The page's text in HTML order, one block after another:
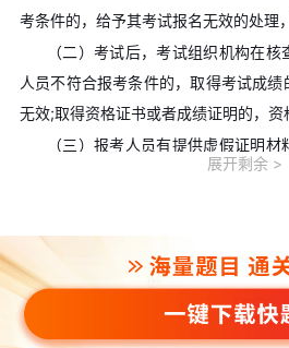
考条件的，给予其考试报名无效的处理
（二）考试后，考试组织机构在
人员不符合报考条件的，取得考试成
无效;取得资格证书或者成绩证明的，资
（三）报考人员有提供虚假证明
得相应资格证书或者成绩证明等严重违
理。记入专业技术人员资格考试诚信
享平台，向用人单位及社会提供查询
职业资格证书核发和注册、职称评定
记录相关信息视情况向社会公布，并通
展开剩余